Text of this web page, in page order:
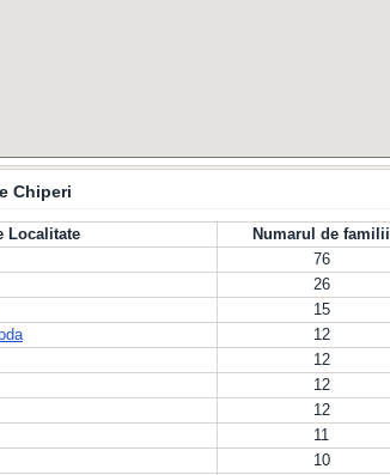
Chiperi
Localitate
Numarul de familii
76
26
15
12
12
12
12
11
10